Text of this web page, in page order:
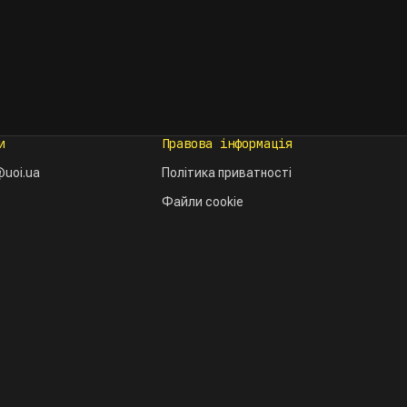
Правова інформація
Політика приватності
Файли cookie